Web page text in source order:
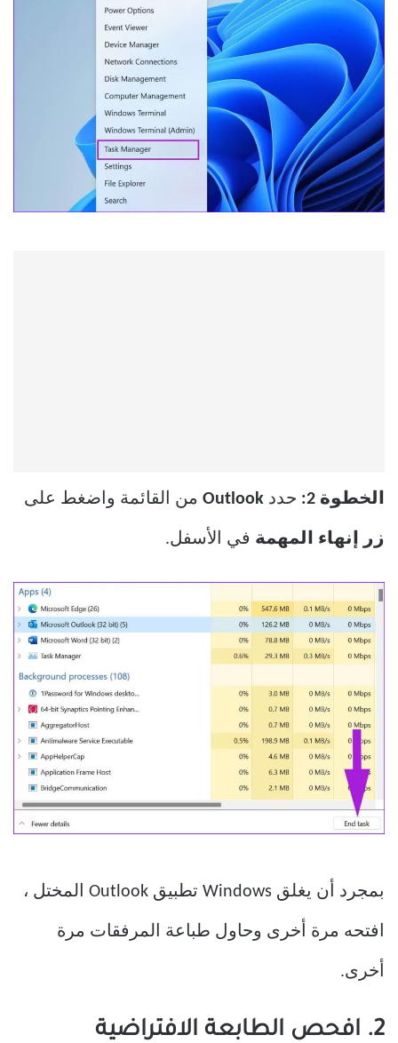
الخطوة 2: حدد Outlook من القائمة واضغط على
زر إنهاء المهمة في الأسفل.
بمجرد أن يغلق Windows تطبيق Outlook المختل ،
افتحه مرة أخرى وحاول طباعة المرفقات مرة
أخرى.
2. افحص الطابعة الافتراضية